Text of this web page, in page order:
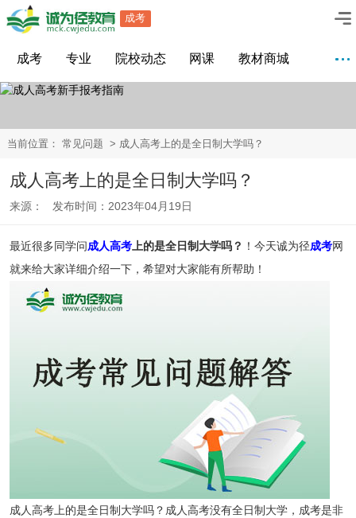
成考
成考 专业 院校动态 网课 教材商城
当前位置： 常见问题 > 成人高考上的是全日制大学吗？
成人高考上的是全日制大学吗？
来源： 发布时间：2023年04月19日
最近很多同学问成人高考上的是全日制大学吗？ ！今天诚为径成考网
就来给大家详细介绍一下，希望对大家能有所帮助！
成人高考上的是全日制大学吗？成人高考没有全日制大学，成考是非